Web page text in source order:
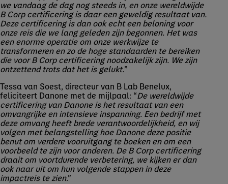
we vandaag de dag nog steeds in, en onze wereldwijde
B Corp certificering is daar een geweldig resultaat van.
Deze certificering is dan ook echt een beloning voor
onze reis die we lang geleden zijn begonnen. Het was
een enorme operatie om onze werkwijze te
transformeren en zo de hoge standaarden te bereiken
die voor B Corp certificering noodzakelijk zijn. We zijn
ontzettend trots dat het is gelukt.”
Tessa van Soest, directeur van B Lab Benelux,
feliciteert Danone met de mijlpaal: “De wereldwijde
certificering van Danone is het resultaat van een
omvangrijke en intensieve inspanning. Een bedrijf met
deze omvang heeft brede verantwoordelijkheid, en wij
volgen met belangstelling hoe Danone deze positie
benut om verdere vooruitgang te boeken en om een
voorbeeld te zijn voor anderen. De B Corp certificering
draait om voortdurende verbetering, we kijken er dan
ook naar uit om hun volgende stappen in deze
impactreis te zien.”